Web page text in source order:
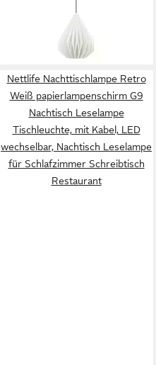
ohne Leuchtmittel,
Hängeleuchte, H110 x Ø31
cm, schwarz, 1X25W exkl.
UVP
lieferbar - in 3-4 Werktagen bei dir
Nettlife Nachttischlampe Retro
Weiß papierlampenschirm G9
Nachtisch Leselampe
Tischleuchte, mit Kabel, LED
wechselbar, Nachtisch Leselampe
für Schlafzimmer Schreibtisch
Restaurant